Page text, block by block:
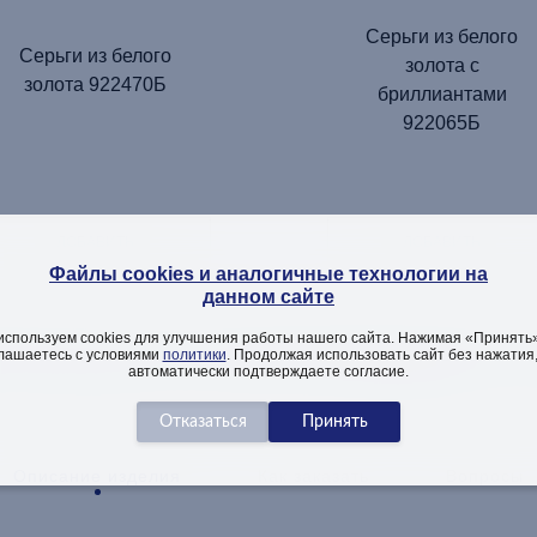
Серьги из белого
золота 922470Б
Серьги из белого
золота с
бриллиантами
922065Б
ИНФОРМАЦИЯ
Файлы cookies и аналогичные технологии на
данном сайте
cookies для улучшения работы нашего сайта. Нажимая
с условиями политики. Продолжая использовать сайт без
автоматически подтверждаете согласие.